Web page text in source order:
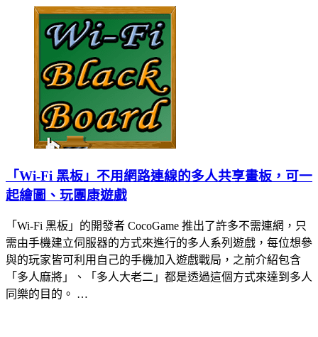
「Wi-Fi 黑板」不用網路連線的多人共享畫板，可一
起繪圖、玩團康遊戲
「Wi-Fi 黑板」的開發者 CocoGame 推出了許多不需連網，只
需由手機建立伺服器的方式來進行的多人系列遊戲，每位想參
與的玩家皆可利用自己的手機加入遊戲戰局，之前介紹包含
「多人麻將」、「多人大老二」都是透過這個方式來達到多人
同樂的目的。 …